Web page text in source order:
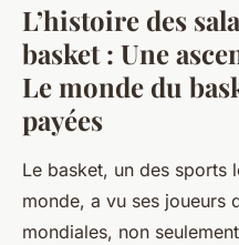
L’histoire des
basket : Une
Le monde du
payées
Le basket, un des sports
monde, a vu ses joueurs
mondiales, non